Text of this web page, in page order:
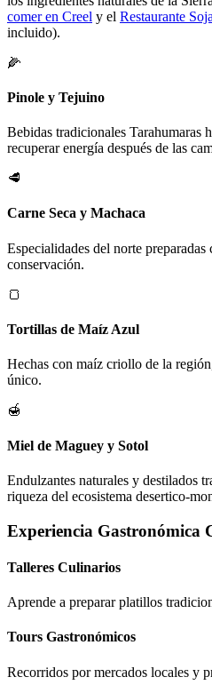
comer en Creel y el Restaurante
incluido).
🌽
Pinole y Tejuino
Bebidas tradicionales Tarahumaras
recuperar energía después de las
🥩
Carne Seca y Machaca
Especialidades del norte preparadas
conservación.
🍞
Tortillas de Maíz Azul
Hechas con maíz criollo de la
único.
🍯
Miel de Maguey y Sotol
Endulzantes naturales y destilados
riqueza del ecosistema desertico-
Experiencia Gastronómica
Talleres Culinarios
Aprende a preparar platillos
Tours Gastronómicos
Recorridos por mercados locales y